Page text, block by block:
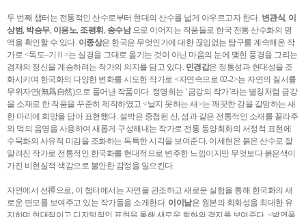
두 번째 챕터는 전통적인 산수로부터 현대의 산수를 넓게 아우르고자 한다. 변관식, 이
상범, 박승무, 이응노, 조평휘 , 송수남으로 이어지는 작품들로 한국 전통 산수화의 명
맥을 확인할 수 있다. 이종상은 한국은 무엇인가에 대한 끊임없는 탐구를 계속해온 작
가로 <독도–기Ⅱ>는 실경을 그대로 옮기는 것이 아닌 마음의 눈에 맺힌 풍경을 그리는
겸재의 정신을 계승하려는 작가의 의지를 담고 있다. 민경갑은 정통성과 현대성을 조
화시키며 한국화의 다양한 변화를 시도한 작가로 <자연속으로 02-2>는 자연의 질서를
무위자연(無爲自然)으로 풀어낸 작품이다. 정명희는 ‘금강의 작가’라는 별칭처럼 금강
을 소재로 한 작품을 꾸준히 제작하였고 <날지 못하는 새>는 깨끗한 강을 갈망하는 새
한 마리에 희망을 담아 표현했다. 설박은 중첩된 산, 섬과 같은 전통적인 소재를 꼴라주
와 먹의 음영을 사용하여 새롭게 구성해내는 작가로 전통 동양회화의 서정적 표현에
수묵화의 사유적 미감을 조화하는 독특한 시각을 보여준다. 이세현은 붉은 산수로 잘
알려진 작가로 전통적인 한국화를 현대적으로 변주한 느낌이지만 무엇보다 붉은색이
가진 비현실적 색감으로 불안한 감정을 일으킨다.
자연에서 선禪으로, 이 챕터에서는 자연을 관조하고 새로운 실험을 통해 한국화의 새
로운 면모를 보여주고 있는 작가들을 소개한다. 이이남은 원본의 회화성을 최대한 유
지하며 현대적이고 디지털적인 표현을 통해 새로운 회화의 경지를 보여준다. <박연폭